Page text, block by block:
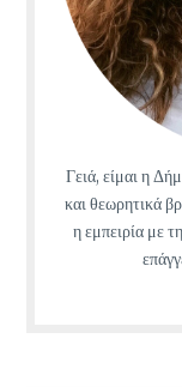
Γειά, είμαι η
και θεωρητικά
η εμπειρία με